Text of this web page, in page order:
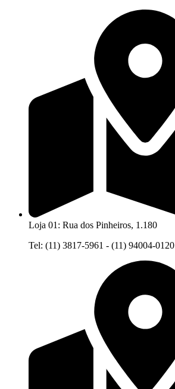
Loja 01: Rua dos Pinheiros, 1.180
Tel: (11) 3817-5961 - (11) 94004-0120